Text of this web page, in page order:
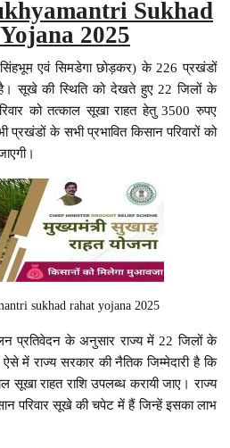
Sukhad
2025
एवं सिमडेगा छोड़कर) के 226 प्रखंडों
है। सूखे की स्थिति को देखते हुए 22 जिलों के
को तत्काल सूखा राहत हेतु 3500 रुपए
प्रखंडों के सभी प्रभावित किसान परिवारों को
sukhad rahat yojana 2025
प्रतिवेदन के अनुसार राज्य में 22 जिलों के
राज्य सरकार की नैतिक जिम्मेदारी है कि
सूखा राहत राशि उपलब्ध करायी जाए। राज्य
परिवार सूखे की चपेट में हैं जिन्हें इसका लाभ